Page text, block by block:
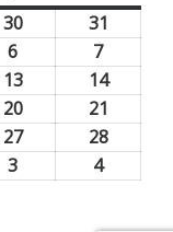
3030
2026
31
2026
6
agosto,
2026
77
agosto,
2026
1313
agosto,
2026
1414
2026
2020
agosto,
21
agosto,
2727
2828
3 44